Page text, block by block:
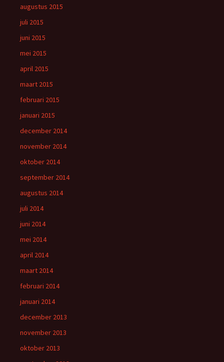
augustus 2015
juli 2015
juni 2015
mei 2015
april 2015
maart 2015
februari 2015
januari 2015
december 2014
november 2014
oktober 2014
september 2014
augustus 2014
juli 2014
juni 2014
mei 2014
april 2014
maart 2014
februari 2014
januari 2014
december 2013
november 2013
oktober 2013